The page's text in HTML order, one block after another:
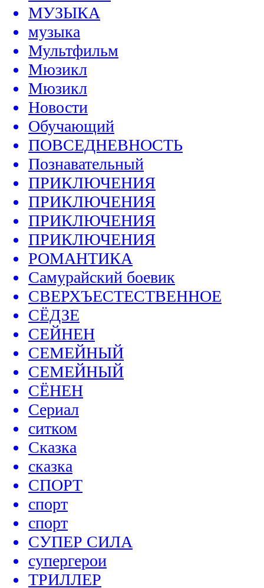
МУЗЫКА
музыка
Мультфильм
Мюзикл
Мюзикл
Новости
Обучающий
ПОВСЕДНЕВНОСТЬ
Познавательный
ПРИКЛЮЧЕНИЯ
ПРИКЛЮЧЕНИЯ
ПРИКЛЮЧЕНИЯ
ПРИКЛЮЧЕНИЯ
РОМАНТИКА
Самурайский боевик
СВЕРХЪЕСТЕСТВЕННОЕ
СЁДЗЕ
СЕЙНЕН
СЕМЕЙНЫЙ
СЕМЕЙНЫЙ
СЁНЕН
Сериал
ситком
Сказка
сказка
СПОРТ
спорт
спорт
СУПЕР СИЛА
супергерои
ТРИЛЛЕР